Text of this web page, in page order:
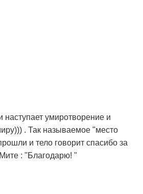
наступает умиротворение и
. Так называемое "место
и тело говорит спасибо за
: "Благодарю! "